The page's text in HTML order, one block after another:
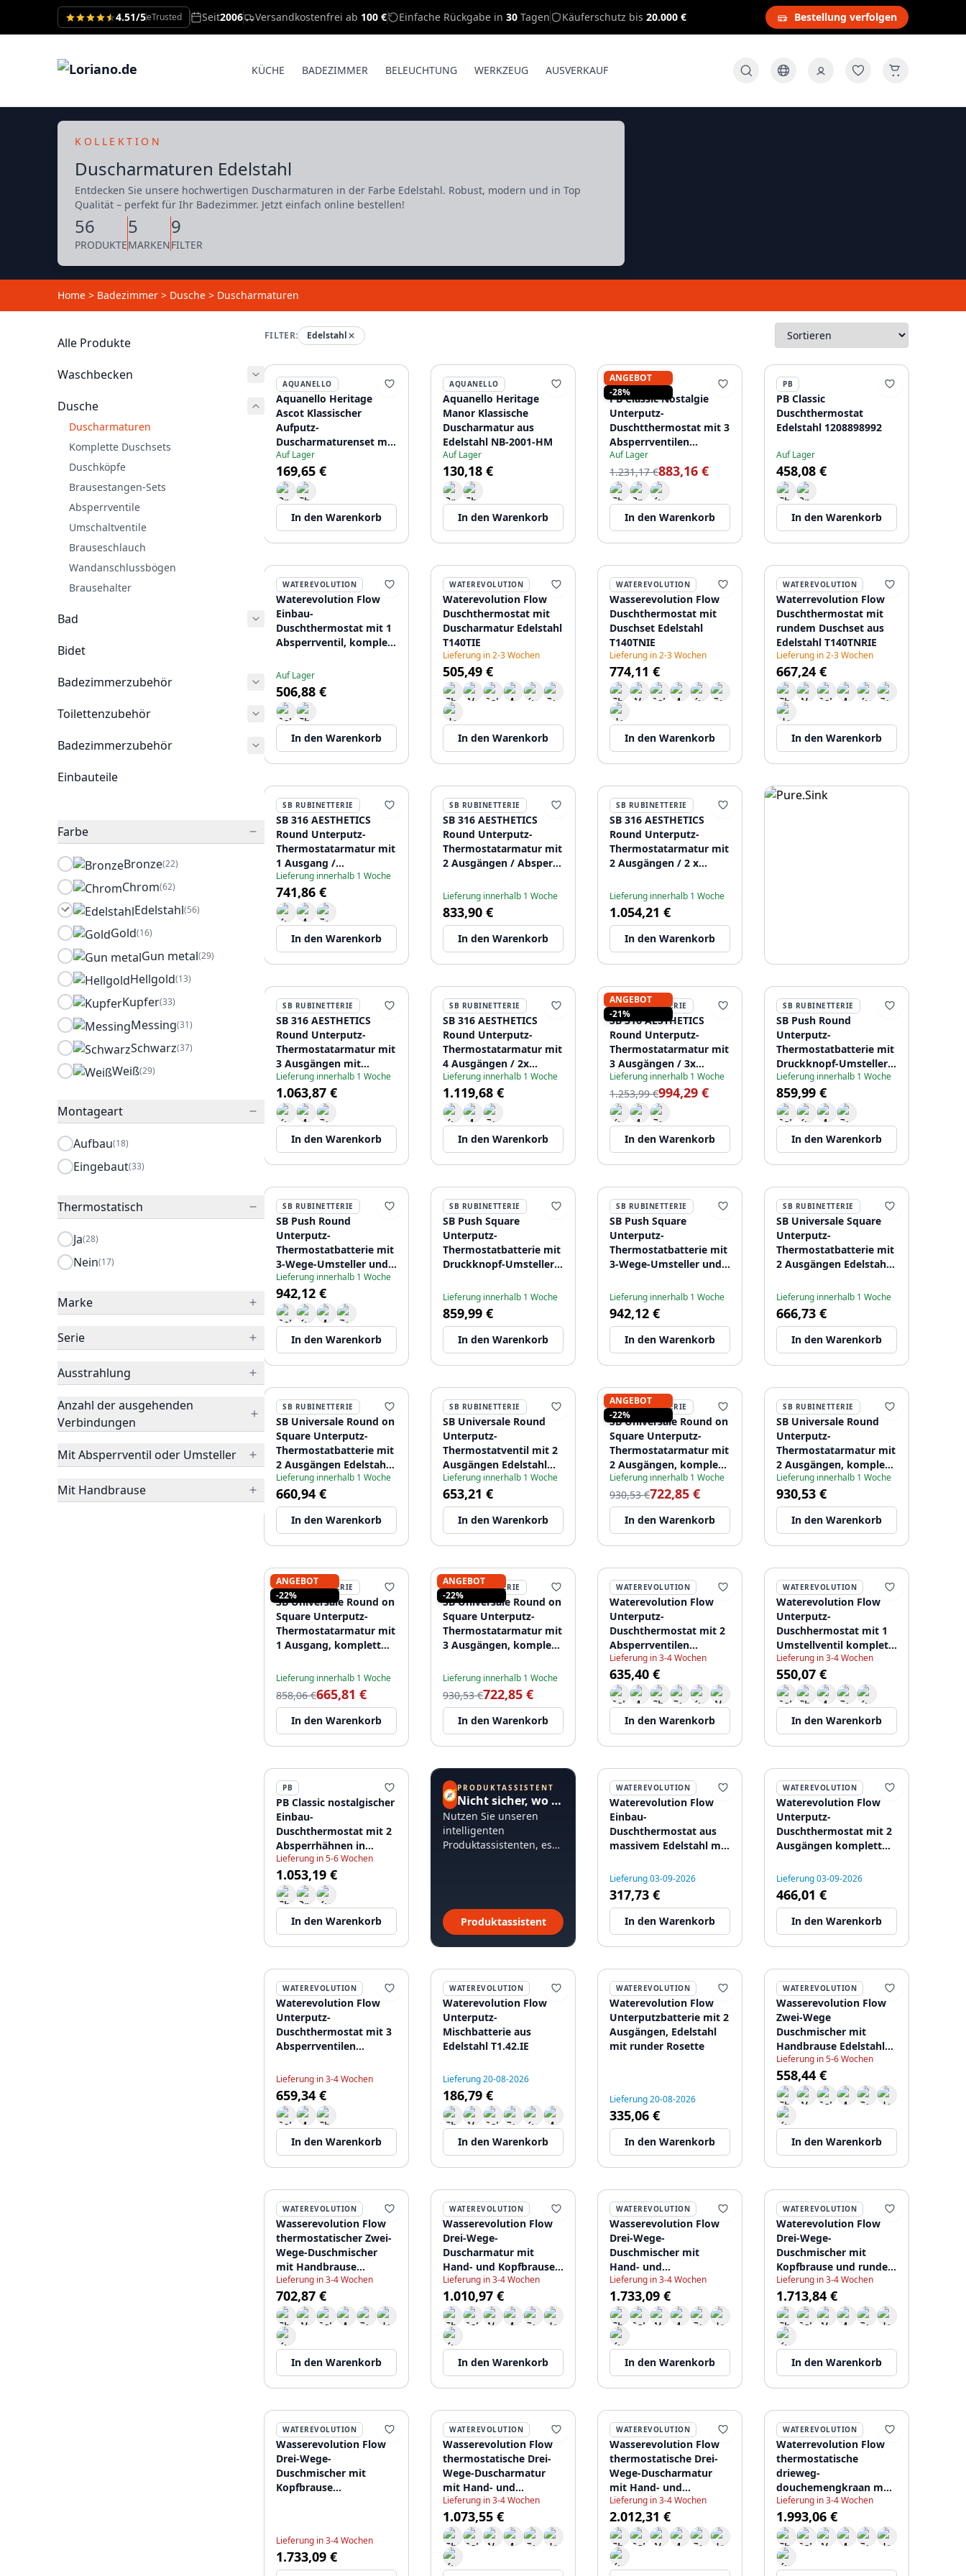
4.51/5eTrusted Seit2006 Versandkostenfrei ab 100 € Einfache Rückgabe in 30 Tagen Käuferschutz bis 20.000 € Bestellung verfolgen
KÜCHE BADEZIMMER BELEUCHTUNG WERKZEUG AUSVERKAUF
KOLLEKTION
Duscharmaturen Edelstahl
Entdecken Sie unsere hochwertigen Duscharmaturen in der Farbe Edelstahl. Robust, modern und in Top
Qualität – perfekt für Ihr Badezimmer. Jetzt einfach online bestellen!
56
PRODUKTE
5
MARKEN
9
FILTER
Home > Badezimmer > Dusche > Duscharmaturen
Alle Produkte
Waschbecken
Dusche
Duscharmaturen
Komplette Duschsets
Duschköpfe
Brausestangen-Sets
Absperrventile
Umschaltventile
Brauseschlauch
Wandanschlussbögen
Brausehalter
Bad
Bidet
Badezimmerzubehör
Toilettenzubehör
Badezimmerzubehör
Einbauteile
Farbe
Bronze(22)
Chrom(62)
Edelstahl(56)
Gold(16)
Gun metal(29)
Hellgold(13)
Kupfer(33)
Messing(31)
Schwarz(37)
Weiß(29)
Montageart
Aufbau(18)
Eingebaut(33)
Thermostatisch
Ja(28)
Nein(17)
Marke
Serie
Ausstrahlung
Anzahl der ausgehenden
Verbindungen
Mit Absperrventil oder Umsteller
Mit Handbrause
FILTER: Edelstahl
AQUANELLO
Aquanello Heritage
Ascot Klassischer
Aufputz-
Duscharmaturenset mit
Sternknöpfen aus
Edelstahl inklusive
Handbrause NB-2002-
HA
Auf Lager
169,65 €
In den Warenkorb
AQUANELLO
Aquanello Heritage
Manor Klassische
Duscharmatur aus
Edelstahl NB-2001-HM
Auf Lager
130,18 €
In den Warenkorb
ANGEBOT
-28%
PB
PB Classic Nostalgie
Unterputz-
Duschtthermostat mit 3
Absperrventilen
Edelstahl-Optik
Auf Lager
1.231,17 €883,16 €
In den Warenkorb
PB
PB Classic
Duschthermostat
Edelstahl 1208898992
Auf Lager
458,08 €
In den Warenkorb
WATEREVOLUTION
Waterevolution Flow
Einbau-
Duschthermostat mit 1
Absperrventil, komplett
1208920974
Auf Lager
506,88 €
In den Warenkorb
WATEREVOLUTION
Waterevolution Flow
Duschthermostat mit
Duscharmatur Edelstahl
T140TIE
Lieferung in 2-3 Wochen
505,49 €
In den Warenkorb
WATEREVOLUTION
Wasserevolution Flow
Duschthermostat mit
Duschset Edelstahl
T140TNIE
Lieferung in 2-3 Wochen
774,11 €
In den Warenkorb
WATEREVOLUTION
Waterrevolution Flow
Duschthermostat mit
rundem Duschset aus
Edelstahl T140TNRIE
Lieferung in 2-3 Wochen
667,24 €
In den Warenkorb
SB RUBINETTERIE
SB 316 AESTHETICS
Round Unterputz-
Thermostatarmatur mit
1 Ausgang /
Absperrhahn komplett
aus Edelstahl
1208954889
Lieferung innerhalb 1 Woche
741,86 €
In den Warenkorb
SB RUBINETTERIE
SB 316 AESTHETICS
Round Unterputz-
Thermostatarmatur mit
2 Ausgängen / Absperr-
komplett aus Edelstahl
1208954901
Lieferung innerhalb 1 Woche
833,90 €
In den Warenkorb
SB RUBINETTERIE
SB 316 AESTHETICS
Round Unterputz-
Thermostatarmatur mit
2 Ausgängen / 2 x
aus Edelstahl
1208954919
Lieferung innerhalb 1 Woche
1.054,21 €
In den Warenkorb
SB RUBINETTERIE
SB 316 AESTHETICS
Round Unterputz-
Thermostatarmatur mit
3 Ausgängen mit
Umsteller und
Absperrhahn komplett
aus Edelstahl
1208954949
Lieferung innerhalb 1 Woche
1.063,87 €
In den Warenkorb
SB RUBINETTERIE
SB 316 AESTHETICS
Round Unterputz-
Thermostatarmatur mit
4 Ausgängen / 2x
Absperr- und
Umstellventil komplett
aus Edelstahl
1208954956
Lieferung innerhalb 1 Woche
1.119,68 €
In den Warenkorb
ANGEBOT
-21%
SB RUBINETTERIE
SB 316 AESTHETICS
Round Unterputz-
Thermostatarmatur mit
3 Ausgängen / 3x
Absperrventil komplett
aus Edelstahl
1208954963
Lieferung innerhalb 1 Woche
1.253,99 €994,29 €
In den Warenkorb
SB RUBINETTERIE
SB Push Round
Unterputz-
Thermostatbatterie mit
Druckknopf-Umsteller
und Mengenregler aus
Edelstahl 1208955060
Lieferung innerhalb 1 Woche
859,99 €
In den Warenkorb
SB RUBINETTERIE
SB Push Round
Unterputz-
Thermostatbatterie mit
3-Wege-Umsteller und
Mengenregler Edelstahl
1208955075
Lieferung innerhalb 1 Woche
942,12 €
In den Warenkorb
SB RUBINETTERIE
SB Push Square
Unterputz-
Thermostatbatterie mit
Druckknopf-Umsteller
Edelstahl 1208955123
Lieferung innerhalb 1 Woche
859,99 €
In den Warenkorb
SB RUBINETTERIE
SB Push Square
Unterputz-
Thermostatbatterie mit
3-Wege-Umsteller und
1208955133
Lieferung innerhalb 1 Woche
942,12 €
In den Warenkorb
SB RUBINETTERIE
SB Universale Square
Unterputz-
Thermostatbatterie mit
2 Ausgängen Edelstahl
Lieferung innerhalb 1 Woche
666,73 €
In den Warenkorb
SB RUBINETTERIE
SB Universale Round on
Square Unterputz-
Thermostatbatterie mit
2 Ausgängen Edelstahl
1208955156
Lieferung innerhalb 1 Woche
660,94 €
In den Warenkorb
SB RUBINETTERIE
SB Universale Round
Unterputz-
Thermostatventil mit 2
Ausgängen Edelstahl
1208955163
Lieferung innerhalb 1 Woche
653,21 €
In den Warenkorb
ANGEBOT
-22%
SB RUBINETTERIE
SB Universale Round on
Square Unterputz-
Thermostatarmatur mit
2 Ausgängen, komplett
aus Edelstahl 316,
1208955192
Lieferung innerhalb 1 Woche
930,53 €722,85 €
In den Warenkorb
SB RUBINETTERIE
SB Universale Round
Unterputz-
Thermostatarmatur mit
2 Ausgängen, komplett
aus Edelstahl 316,
1208955193
Lieferung innerhalb 1 Woche
930,53 €
In den Warenkorb
ANGEBOT
-22%
SB RUBINETTERIE
SB Universale Round on
Square Unterputz-
Thermostatarmatur mit
1 Ausgang, komplett
1208955194
Lieferung innerhalb 1 Woche
858,06 €665,81 €
In den Warenkorb
ANGEBOT
-22%
SB RUBINETTERIE
SB Universale Round on
Square Unterputz-
Thermostatarmatur mit
3 Ausgängen, komplett
1208955196
Lieferung innerhalb 1 Woche
930,53 €722,85 €
In den Warenkorb
WATEREVOLUTION
Waterevolution Flow
Unterputz-
Duschthermostat mit 2
Absperrventilen
Edelstahl 1208916472
Lieferung in 3-4 Wochen
635,40 €
In den Warenkorb
WATEREVOLUTION
Waterevolution Flow
Unterputz-
Duschhermostat mit 1
Umstellventil komplett
aus Edelstahl
1208920976
Lieferung in 3-4 Wochen
550,07 €
In den Warenkorb
PB
PB Classic nostalgischer
Einbau-
Duschthermostat mit 2
Absperrhähnen in
Edelstahloptik
Lieferung in 5-6 Wochen
1.053,19 €
In den Warenkorb
🧭PRODUKTASSISTENT
Nicht sicher, wo Sie anfangen sollen?
Nutzen Sie unseren
intelligenten
Produktassistenten, es
Produktassistent
WATEREVOLUTION
Waterevolution Flow
Einbau-
Duschthermostat aus
massivem Edelstahl mit
T142TBIE 1208816582
Lieferung 03-09-2026
317,73 €
In den Warenkorb
WATEREVOLUTION
Waterevolution Flow
Unterputz-
Duschthermostat mit 2
Ausgängen komplett
1208852642
Lieferung 03-09-2026
466,01 €
In den Warenkorb
WATEREVOLUTION
Waterevolution Flow
Unterputz-
Duschthermostat mit 3
Absperrventilen
1208916492
Lieferung in 3-4 Wochen
659,34 €
In den Warenkorb
WATEREVOLUTION
Waterevolution Flow
Unterputz-
Mischbatterie aus
Edelstahl T1.42.IE
Lieferung 20-08-2026
186,79 €
In den Warenkorb
WATEREVOLUTION
Waterevolution Flow
Unterputzbatterie mit 2
Ausgängen, Edelstahl
mit runder Rosette
Lieferung 20-08-2026
335,06 €
In den Warenkorb
WATEREVOLUTION
Wasserevolution Flow
Zwei-Wege
Duschmischer mit
Handbrause Edelstahl
T130NIE
Lieferung in 5-6 Wochen
558,44 €
In den Warenkorb
WATEREVOLUTION
Wasserevolution Flow
thermostatischer Zwei-
Wege-Duschmischer
mit Handbrause
Edelstahl T130TNIE
Lieferung in 3-4 Wochen
702,87 €
In den Warenkorb
WATEREVOLUTION
Wasserevolution Flow
Drei-Wege-
Duscharmatur mit
Hand- und Kopfbrause
Edelstahl T131NIE
Lieferung in 3-4 Wochen
1.010,97 €
In den Warenkorb
WATEREVOLUTION
Wasserevolution Flow
Drei-Wege-
Duschmischer mit
Hand- und
Hauptdusche Edelstahl
250mm T131N25IE
Lieferung in 3-4 Wochen
1.733,09 €
In den Warenkorb
WATEREVOLUTION
Waterevolution Flow
Drei-Wege-
Duschmischer mit
Kopfbrause und runder
Handbrause aus
Edelstahl T131NRIE
Lieferung in 3-4 Wochen
1.713,84 €
In den Warenkorb
WATEREVOLUTION
Wasserevolution Flow
Drei-Wege-
Duschmischer mit
Kopfbrause
Lieferung in 3-4 Wochen
1.733,09 €
WATEREVOLUTION
Wasserevolution Flow
thermostatische Drei-
Wege-Duscharmatur
mit Hand- und
Kopfbrause aus
Edelstahl T131TNIE
Lieferung in 3-4 Wochen
1.073,55 €
WATEREVOLUTION
Wasserevolution Flow
thermostatische Drei-
Wege-Duscharmatur
mit Hand- und
Kopfbrause Edelstahl
250mm T131TN25IE
Lieferung in 3-4 Wochen
2.012,31 €
WATEREVOLUTION
Waterrevolution Flow
thermostatische
drieweg-
douchemengkraan met
hoofddouche en ronde
handdouche RVS
T131TNRIE
Lieferung in 3-4 Wochen
1.993,06 €